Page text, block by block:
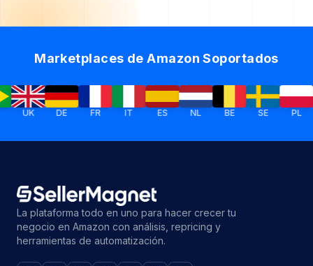
Marketplaces de Amazon Soportados
DE FR IT ES NL BE SE PL
La plataforma todo en uno para hacer crecer tu
negocio en Amazon con análisis, repricing y
herramientas de automatización.